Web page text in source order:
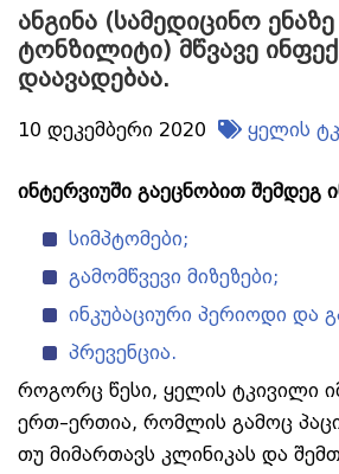
ანგინა (სამედიცინო ენაზე
ტონზილიტი) მწვავე
დაავადებაა.
10 დეკემბერი 2020 ყელის
ინტერვიუში გაეცნობით შემდეგ
სიმპტომები;
გამომწვევი მიზეზები;
ინკუბაციური პერიოდი და
პრევენცია.
როგორც წესი, ყელის ტკივილი
ერთ–ერთია, რომლის გამოც
თუ მიმართავს კლინიკას და